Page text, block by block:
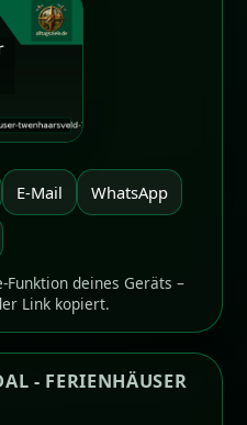
E-Mail WhatsApp
Funktion deines Geräts –
Link kopiert.
- FERIENHÄUSER